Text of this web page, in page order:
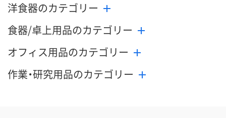
洋食器のカテゴリー
食器/卓上用品のカテゴリー
オフィス用品のカテゴリー
作業・研究用品のカテゴリー